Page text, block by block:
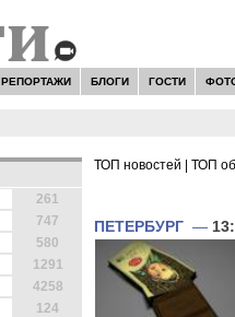
РЕПОРТАЖИ БЛОГИ ГОСТИ
261
747
580
1291
4258
124
ТОП новостей ТОП
ПЕТЕРБУРГ —